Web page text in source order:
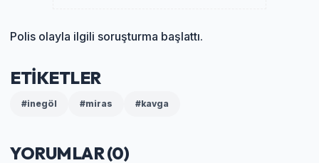
Polis olayla ilgili soruşturma başlattı.
ETİKETLER
#inegöl #miras #kavga
YORUMLAR (0)